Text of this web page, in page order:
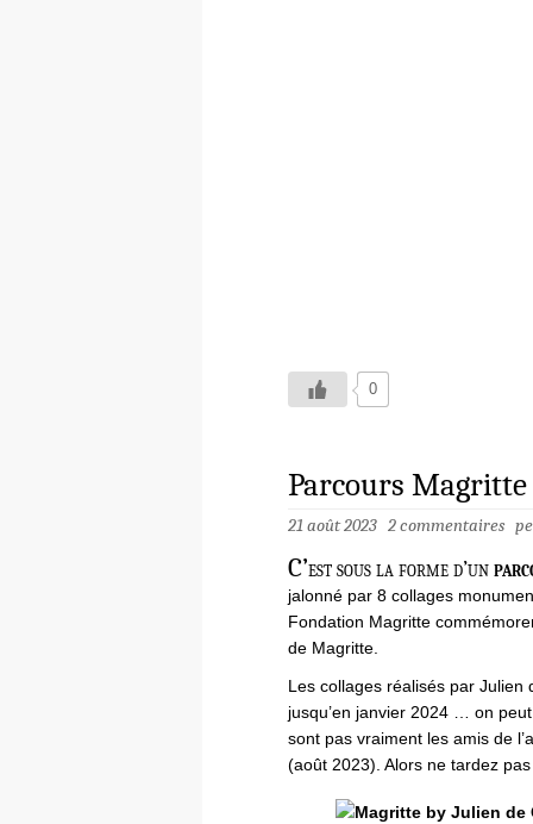
0
Parcours
21 août 2023 2 commentaires
C’est sous la forme d’un
jalonné par 8 collages
Fondation Magritte
de Magritte.
Les collages réalisés par Julien
jusqu’en janvier 2024 … on
sont pas vraiment les amis de
(août 2023). Alors ne tardez